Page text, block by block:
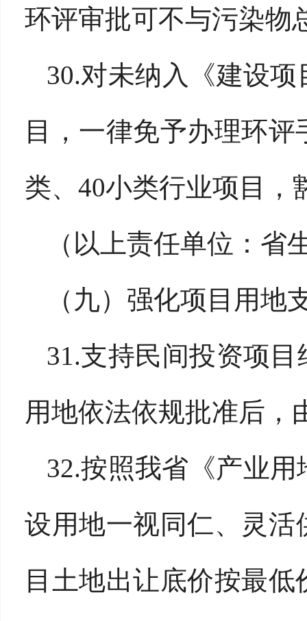
环评审批可不与污染物
30.对未纳入《建设
目，一律免予办理环
类、40小类行业项目，
（以上责任单位：省
（九）强化项目用地
31.支持民间投资项
用地依法依规批准后，
32.按照我省《产业
设用地一视同仁、灵
目土地出让底价按最